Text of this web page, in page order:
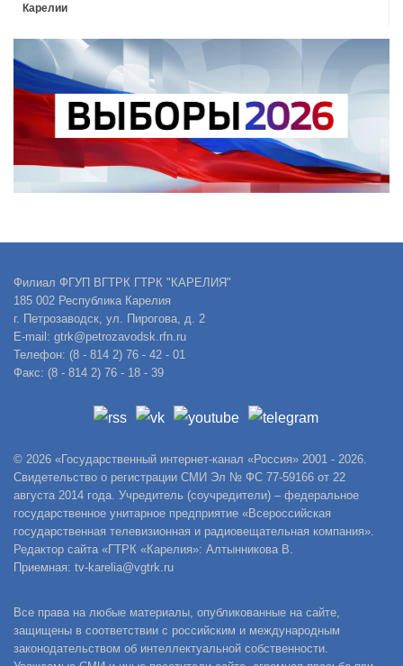
Карелии
Филиал ФГУП ВГТРК ГТРК "КАРЕЛИЯ"
185 002 Республика Карелия
г. Петрозаводск, ул. Пирогова, д. 2
E-mail: gtrk@petrozavodsk.rfn.ru
Телефон: (8 - 814 2) 76 - 42 - 01
Факс: (8 - 814 2) 76 - 18 - 39
© 2026 «Государственный интернет-канал «Россия» 2001 - 2026.
Свидетельство о регистрации СМИ Эл № ФС 77-59166 от 22
августа 2014 года. Учредитель (соучредители) – федеральное
государственное унитарное предприятие «Всероссийская
государственная телевизионная и радиовещательная компания».
Редактор сайта «ГТРК «Карелия»: Алтынникова В.
Приемная: tv-karelia@vgtrk.ru
Все права на любые материалы, опубликованные на сайте,
защищены в соответствии с российским и международным
законодательством об интеллектуальной собственности.